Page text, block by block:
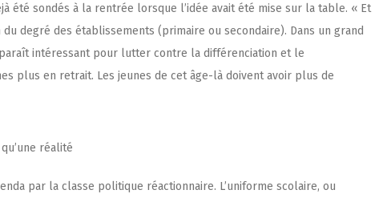
été sondés à la rentrée lorsque l’idée avait été mise sur la table. « Et
degré des établissements (primaire ou secondaire). Dans un grand
intéressant pour lutter contre la différenciation et le
plus en retrait. Les jeunes de cet âge-là doivent avoir plus de
réalité
par la classe politique réactionnaire. L’uniforme scolaire, ou